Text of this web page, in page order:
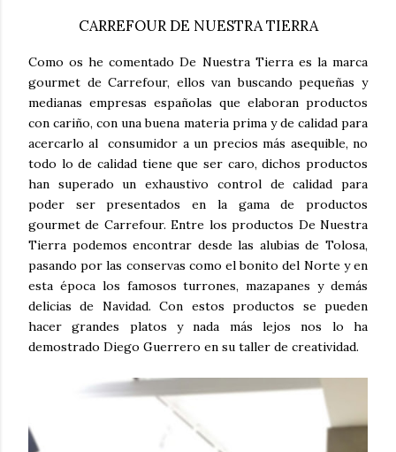
CARREFOUR DE NUESTRA TIERRA
Como os he comentado De Nuestra Tierra es la marca
gourmet de Carrefour, ellos van buscando pequeñas y
medianas empresas españolas que elaboran productos
con cariño, con una buena materia prima y de calidad para
acercarlo al consumidor a un precios más asequible, no
todo lo de calidad tiene que ser caro, dichos productos
han superado un exhaustivo control de calidad para
poder ser presentados en la gama de productos
gourmet de Carrefour. Entre los productos De Nuestra
Tierra podemos encontrar desde las alubias de Tolosa,
pasando por las conservas como el bonito del Norte y en
esta época los famosos turrones, mazapanes y demás
delicias de Navidad. Con estos productos se pueden
hacer grandes platos y nada más lejos nos lo ha
demostrado Diego Guerrero en su taller de creatividad.